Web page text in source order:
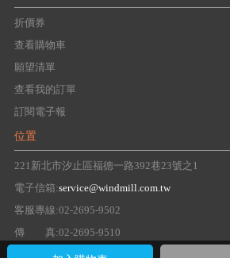
折價券
查看購物車
願望清單
查看我的訂單
訂閱電子報
位置
221新北市汐止區福德一路392巷23號之1
電子信箱:service@windmill.com.tw
客服專線:02-2695-9502
傳 真:02-2695-9510